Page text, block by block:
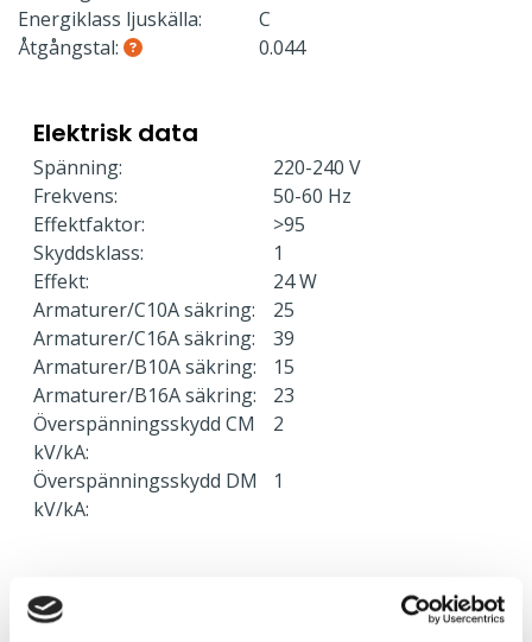
Energiklass ljuskälla:
C
Åtgångstal:
0.044
Elektrisk data
Spänning:
220-240 V
Frekvens:
50-60 Hz
Effektfaktor:
>95
Skyddsklass:
1
Effekt:
24 W
Armaturer/C10A säkring:
25
Armaturer/C16A säkring:
39
Armaturer/B10A säkring:
15
Armaturer/B16A säkring:
23
Överspänningsskydd CM
kV/kA:
2
Överspänningsskydd DM
kV/kA:
1
Ljusstyrning
Ljusstyrning:
DALI, Fasimpuls, DSI,